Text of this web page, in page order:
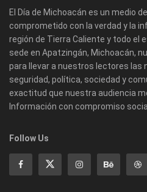
El Día de Michoacán es un medio
comprometido con la verdad y la
región de Tierra Caliente y todo el
sede en Apatzingán, Michoacán,
para llevar a nuestros lectores las
seguridad, política, sociedad y
exactitud que nuestra audiencia
Información con compromiso
Follow Us